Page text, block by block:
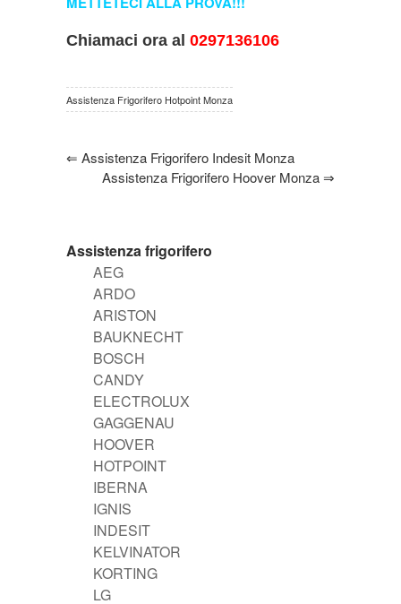
Chiamaci ora al 0297136106
Assistenza Frigorifero Hotpoint Monza
⇐ Assistenza Frigorifero Indesit Monza
Assistenza Frigorifero Hoover Monza⇒
Assistenza frigorifero
AEG
ARDO
ARISTON
BAUKNECHT
BOSCH
CANDY
ELECTROLUX
GAGGENAU
HOOVER
HOTPOINT
IBERNA
IGNIS
INDESIT
KELVINATOR
KORTING
LG